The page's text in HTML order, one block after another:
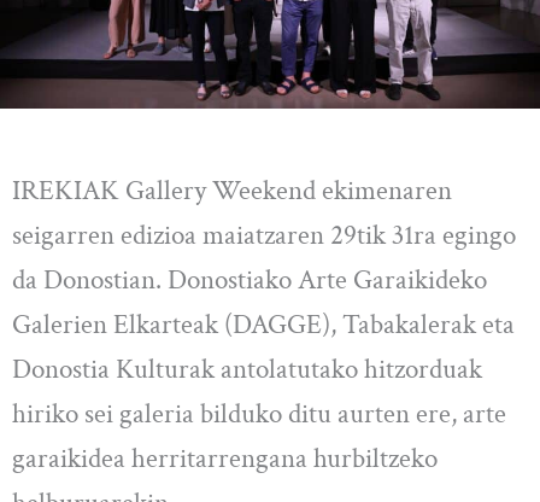
IREKIAK Gallery Weekend ekimenaren
seigarren edizioa maiatzaren 29tik 31ra egingo
da Donostian. Donostiako Arte Garaikideko
Galerien Elkarteak (DAGGE), Tabakalerak eta
Donostia Kulturak antolatutako hitzorduak
hiriko sei galeria bilduko ditu aurten ere, arte
garaikidea herritarrengana hurbiltzeko